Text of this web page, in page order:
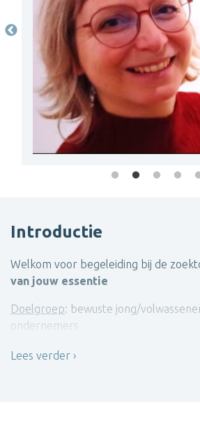
Introductie
Welkom voor begeleiding bij de
van jouw essentie
Doelgroep: bewuste jong/
ondernemers
Kernthema's : doorbreken van
Lees verder